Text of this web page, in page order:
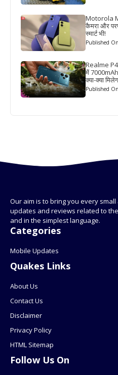
Motorola
कैमरा और
स्मार्ट भी!
Published
Realme P4
में 7000mAh
क्या-क्या
Published
Our aim is to bring you every
updates and reviews related to
and in the simplest language.
Categories
Mobile Updates
Quakes Links
About Us
Contact Us
Disclaimer
Privacy Policy
HTML Sitemap
Follow Us On